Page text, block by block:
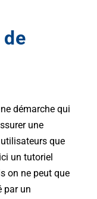
démarche qui
une
que
un tutoriel
on ne peut que
par un